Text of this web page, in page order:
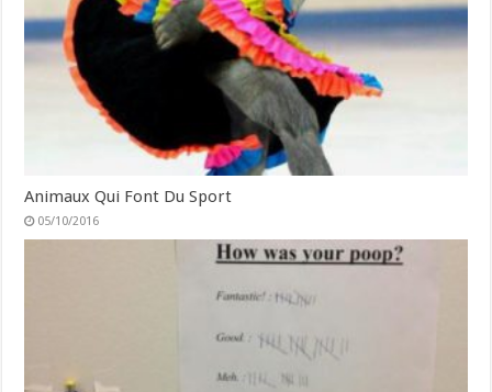
Animaux Qui Font Du Sport
05/10/2016